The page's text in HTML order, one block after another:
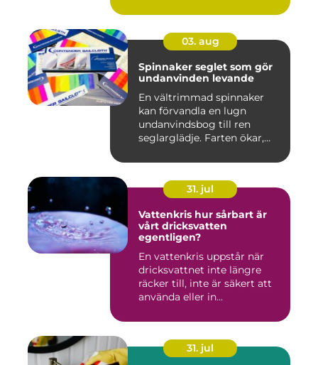
03. aug
Spinnaker seglet som gör
undanvinden levande
En vältrimmad spinnaker
kan förvandla en lugn
undanvindsbog till ren
seglarglädje. Farten ökar,
31. jul
Vattenkris hur sårbart är
vårt dricksvatten
egentligen?
En vattenkris uppstår när
dricksvattnet inte längre
räcker till, inte är säkert att
använda eller in...
31. jul